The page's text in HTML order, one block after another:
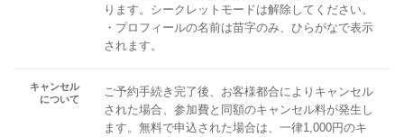
ります。シークレットモードは解除してください。
・プロフィールの名前は苗字のみ、ひらがなで表示
されます。
キャンセル
について
ご予約手続き完了後、お客様都合によりキャンセル
された場合、参加費と同額のキャンセル料が発生し
ます。無料で申込された場合は、一律1,000円のキ